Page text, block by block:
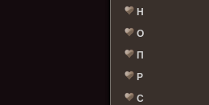
Н
О
П
Р
С